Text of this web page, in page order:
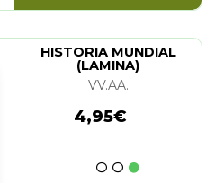
HISTORIA MUNDIAL
(LAMINA)
VV.AA.
4,95€